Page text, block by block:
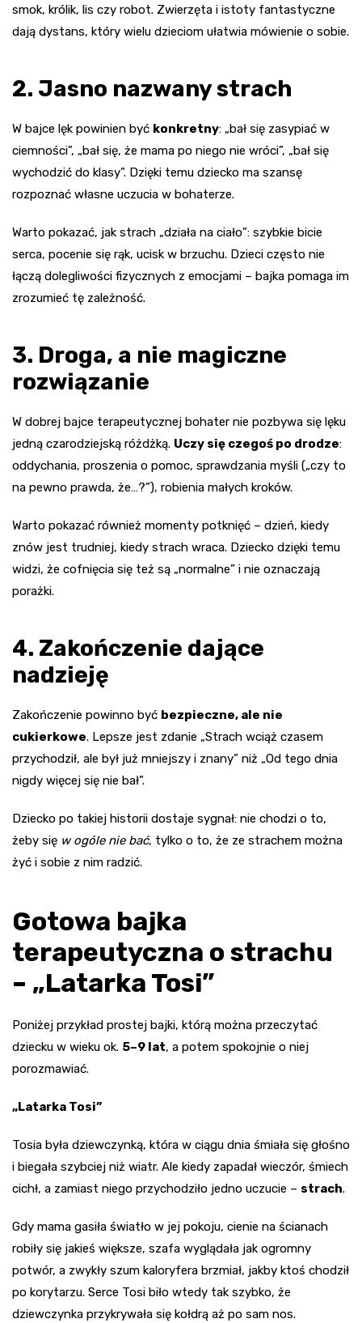
smok, królik, lis czy robot. Zwierzęta i istoty fantastyczne
dają dystans, który wielu dzieciom ułatwia mówienie o sobie.
2. Jasno nazwany strach
W bajce lęk powinien być konkretny: „bał się zasypiać w
ciemności”, „bał się, że mama po niego nie wróci”, „bał się
wychodzić do klasy”. Dzięki temu dziecko ma szansę
rozpoznać własne uczucia w bohaterze.
Warto pokazać, jak strach „działa na ciało”: szybkie bicie
serca, pocenie się rąk, ucisk w brzuchu. Dzieci często nie
łączą dolegliwości fizycznych z emocjami – bajka pomaga im
zrozumieć tę zależność.
3. Droga, a nie magiczne
rozwiązanie
W dobrej bajce terapeutycznej bohater nie pozbywa się lęku
jedną czarodziejską różdżką. Uczy się czegoś po drodze:
oddychania, proszenia o pomoc, sprawdzania myśli („czy to
na pewno prawda, że…?”), robienia małych kroków.
Warto pokazać również momenty potknięć – dzień, kiedy
znów jest trudniej, kiedy strach wraca. Dziecko dzięki temu
widzi, że cofnięcia się też są „normalne” i nie oznaczają
porażki.
4. Zakończenie dające
nadzieję
Zakończenie powinno być bezpieczne, ale nie
cukierkowe. Lepsze jest zdanie „Strach wciąż czasem
przychodził, ale był już mniejszy i znany” niż „Od tego dnia
nigdy więcej się nie bał”.
Dziecko po takiej historii dostaje sygnał: nie chodzi o to,
żeby się w ogóle nie bać, tylko o to, że ze strachem można
żyć i sobie z nim radzić.
Gotowa bajka
terapeutyczna o strachu
– „Latarka Tosi”
Poniżej przykład prostej bajki, którą można przeczytać
dziecku w wieku ok. 5–9 lat, a potem spokojnie o niej
porozmawiać.
„Latarka Tosi”
Tosia była dziewczynką, która w ciągu dnia śmiała się głośno
i biegała szybciej niż wiatr. Ale kiedy zapadał wieczór, śmiech
cichł, a zamiast niego przychodziło jedno uczucie – strach.
Gdy mama gasiła światło w jej pokoju, cienie na ścianach
robiły się jakieś większe, szafa wyglądała jak ogromny
potwór, a zwykły szum kaloryfera brzmiał, jakby ktoś chodził
po korytarzu. Serce Tosi biło wtedy tak szybko, że
dziewczynka przykrywała się kołdrą aż po sam nos.